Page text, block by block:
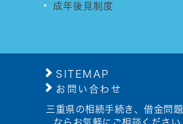
成年後見制度
SITEMAP
お問い合わせ
三重県の相続手続き、借金問